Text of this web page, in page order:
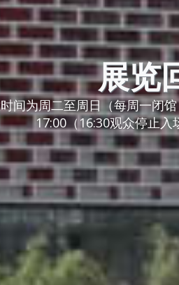
展览
间为周二至周日（每周一闭
17:00（16:30观众停止